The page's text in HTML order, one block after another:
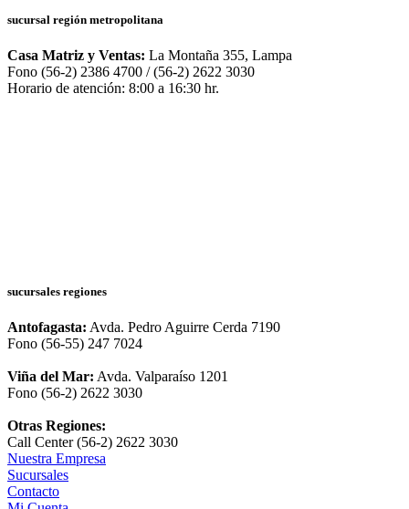
sucursal región metropolitana
Casa Matriz y Ventas: La Montaña 355, Lampa
Fono (56-2) 2386 4700 / (56-2) 2622 3030
Horario de atención: 8:00 a 16:30 hr.
sucursales regiones
Antofagasta: Avda. Pedro Aguirre Cerda 7190
Fono (56-55) 247 7024
Viña del Mar: Avda. Valparaíso 1201
Fono (56-2) 2622 3030
Otras Regiones:
Call Center (56-2) 2622 3030
Nuestra Empresa
Sucursales
Contacto